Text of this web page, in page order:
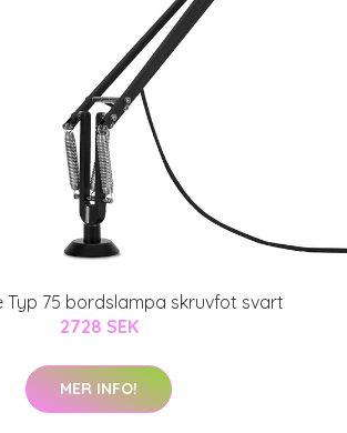
Typ 75 bordslampa skruvfot svart
2728 SEK
MER INFO!